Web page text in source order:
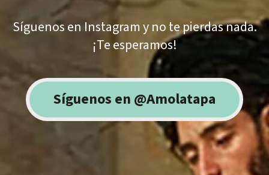
Síguenos en Instagram y no te pierdas nada.
¡Te esperamos!
Síguenos en @Amolatapa